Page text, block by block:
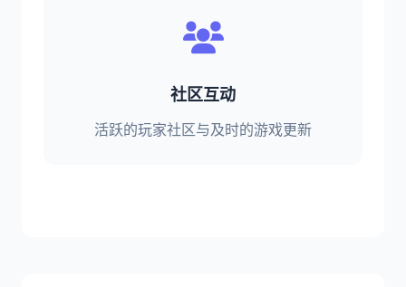
社区互动
活跃的玩家社区与及时的游戏更新